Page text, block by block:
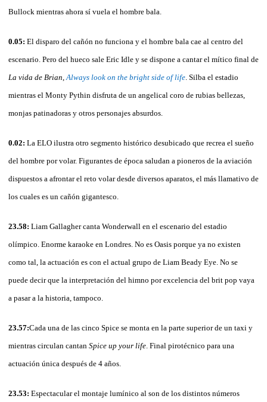
Bullock mientras ahora sí vuela el hombre bala.
0.05: El disparo del cañón no funciona y el hombre bala cae al centro del
escenario. Pero del hueco sale Eric Idle y se dispone a cantar el mítico final de
La vida de Brian Always look on the bright side of life . Silba el estadio
mientras el Monty Pythin disfruta de un angelical coro de rubias bellezas,
monjas patinadoras y otros personajes absurdos.
0.02: La ELO ilustra otro segmento histórico desubicado que recrea el sueño
del hombre por volar. Figurantes de época saludan a pioneros de la aviación
dispuestos a afrontar el reto volar desde diversos aparatos, el más llamativo de
los cuales es un cañón gigantesco.
23.58: Liam Gallagher canta Wonderwall en el escenario del estadio
olímpico. Enorme karaoke en Londres. No es Oasis porque ya no existen
como tal, la actuación es con el actual grupo de Liam Beady Eye. No se
puede decir que la interpretación del himno por excelencia del brit pop vaya
a pasar a la historia, tampoco.
23.57:Cada una de las cinco Spice se monta en la parte superior de un taxi y
mientras circulan cantan Spice up your life . Final pirotécnico para una
actuación única después de 4 años.
23.53: Espectacular el montaje lumínico al son de los distintos números